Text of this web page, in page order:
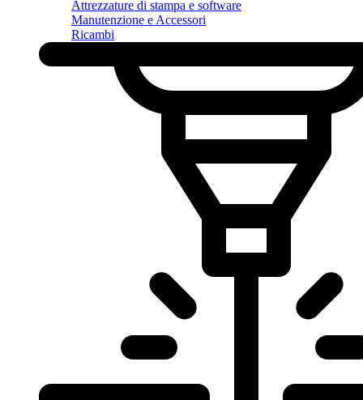
Attrezzature di stampa e software
Manutenzione e Accessori
Ricambi